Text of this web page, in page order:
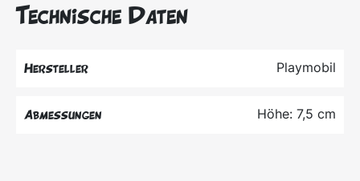
Technische Daten
Hersteller Playmobil
Abmessungen Höhe: 7,5 cm